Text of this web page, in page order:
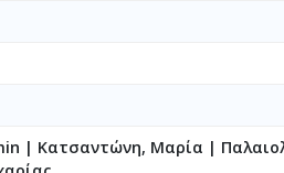
| Κατσαντώνη, Μαρία |